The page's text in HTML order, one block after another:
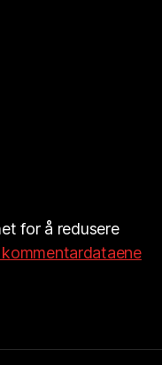
for å redusere